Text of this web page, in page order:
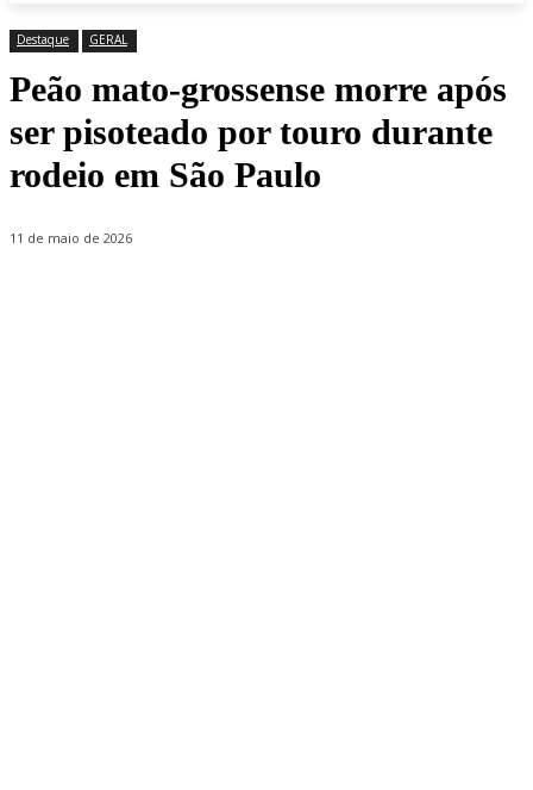
Destaque GERAL
Peão mato-grossense morre após
ser pisoteado por touro durante
rodeio em São Paulo
11 de maio de 2026